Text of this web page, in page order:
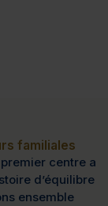
familiales
centre a
d’équilibre
ensemble